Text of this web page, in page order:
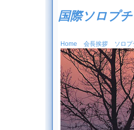
国際ソロプ
Home 会長挨拶 ソロ